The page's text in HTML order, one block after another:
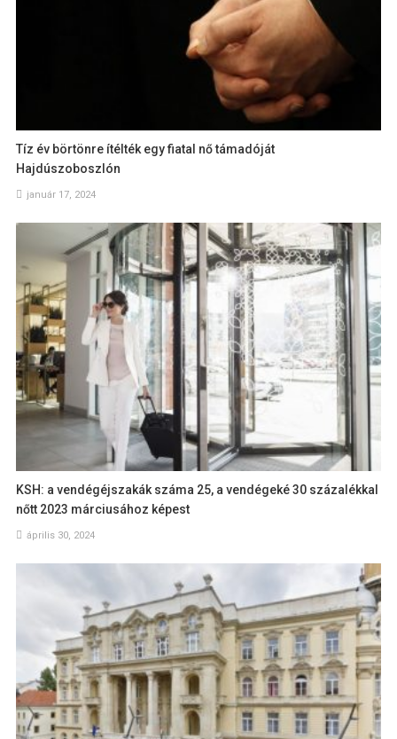
Tíz év börtönre ítélték egy fiatal nő támadóját
Hajdúszoboszlón
január 17, 2024
KSH: a vendégéjszakák száma 25, a vendégeké 30 százalékkal
nőtt 2023 márciusához képest
április 30, 2024